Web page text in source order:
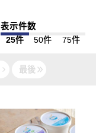
表示件数
25件
50件 75件
最後